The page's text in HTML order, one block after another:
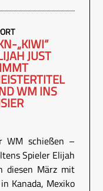
„KIWI“
JUST
WM INS
WM schießen –
Spieler Elijah
diesen März mit
Kanada, Mexiko